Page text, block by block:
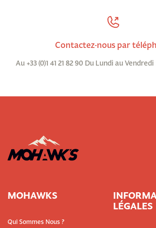
Contactez-nous par
Au +33 (0)1 41 21 82 90 Du Lundi au
MOHAWKS
Qui Sommes Nous ?
LÉGALES